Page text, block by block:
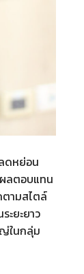
ดหย่อน
ลตอบแทน
ตามสไตล์
ะยะยาว
ในกลุ่ม